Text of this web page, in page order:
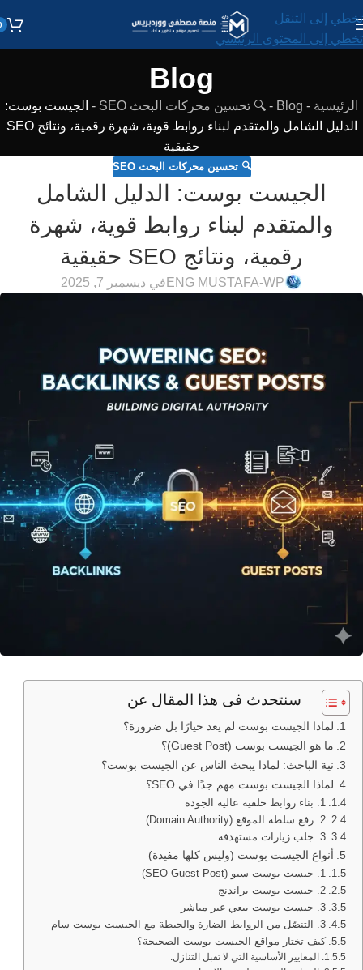
تخطي إلى التنقل
تخطي إلى المحتوى الرئيسي
Blog
الرئيسية -
Blog
- 🔍 تحسين محركات البحث SEO - الجيست بوست:
الدليل الشامل والمتقدم لبناء روابط قوية، شهرة رقمية، ونتائج SEO
حقيقية
🔍 تحسين محركات البحث SEO
الجيست بوست: الدليل الشامل
والمتقدم لبناء روابط قوية، شهرة
رقمية، ونتائج SEO حقيقية
ENG MUSTAFA-WP في ديسمبر 7, 2025
سنتحدث فى هذا المقال عن
لماذا الجيست بوست لم يعد خيارًا بل ضرورة؟
ما هو الجيست بوست (Guest Post)؟
نية الباحث: لماذا يبحث الناس عن الجيست بوست؟
لماذا الجيست بوست مهم جدًا في SEO؟
1. بناء روابط خلفية عالية الجودة
2. رفع سلطة الموقع (Domain Authority)
3. جلب زيارات مستهدفة
أنواع الجيست بوست (وليس كلها مفيدة)
1. جيست بوست سيو (SEO Guest Post)
2. جيست بوست براندنج
3. جيست بوست بيعي غير مباشر
3. التنصّل من الروابط الضارة والحيطة مع الجيست بوست سام
كيف تختار مواقع الجيست بوست الصحيحة؟
المعايير الأساسية التي لا تقبل التنازل: